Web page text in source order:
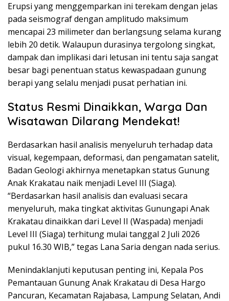
Erupsi yang menggemparkan ini terekam dengan jelas
pada seismograf dengan amplitudo maksimum
mencapai 23 milimeter dan berlangsung selama kurang
lebih 20 detik. Walaupun durasinya tergolong singkat,
dampak dan implikasi dari letusan ini tentu saja sangat
besar bagi penentuan status kewaspadaan gunung
berapi yang selalu menjadi pusat perhatian ini.
Status Resmi Dinaikkan, Warga Dan
Wisatawan Dilarang Mendekat!
Berdasarkan hasil analisis menyeluruh terhadap data
visual, kegempaan, deformasi, dan pengamatan satelit,
Badan Geologi akhirnya menetapkan status Gunung
Anak Krakatau naik menjadi Level III (Siaga).
“Berdasarkan hasil analisis dan evaluasi secara
menyeluruh, maka tingkat aktivitas Gunungapi Anak
Krakatau dinaikkan dari Level II (Waspada) menjadi
Level III (Siaga) terhitung mulai tanggal 2 Juli 2026
pukul 16.30 WIB,” tegas Lana Saria dengan nada serius.
Menindaklanjuti keputusan penting ini, Kepala Pos
Pemantauan Gunung Anak Krakatau di Desa Hargo
Pancuran, Kecamatan Rajabasa, Lampung Selatan, Andi